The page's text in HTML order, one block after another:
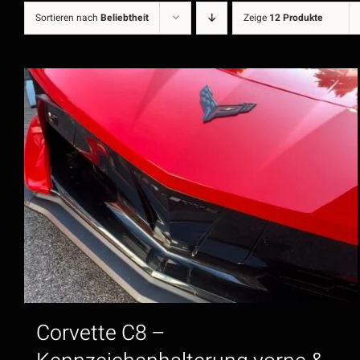
Sortieren nach Beliebtheit Zeige 12 Produkte
Corvette C8 –